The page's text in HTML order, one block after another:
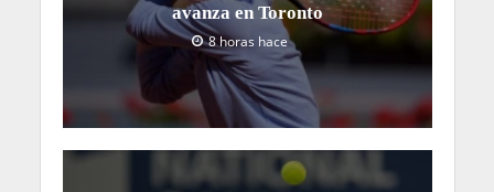
avanza en Toronto
8 horas hace